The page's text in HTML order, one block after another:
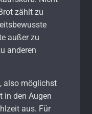
zählt zu
außer zu
anderen
also möglichst
in den Augen
aus. Für